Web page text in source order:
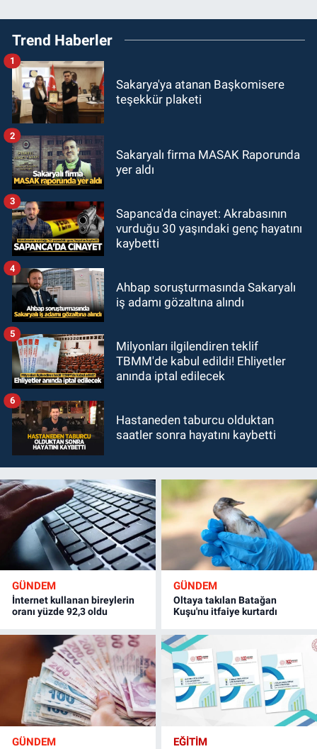
Trend Haberler
Sakarya'ya atanan Başkomisere
teşekkür plaketi
1
Sakaryalı firma MASAK Raporunda
yer aldı
2
Sapanca'da cinayet: Akrabasının
vurduğu 30 yaşındaki genç hayatını
kaybetti
3
Ahbap soruşturmasında Sakaryalı
iş adamı gözaltına alındı
4
Milyonları ilgilendiren teklif
TBMM'de kabul edildi! Ehliyetler
anında iptal edilecek
5
Hastaneden taburcu olduktan
saatler sonra hayatını kaybetti
6
GÜNDEM
İnternet kullanan bireylerin
oranı yüzde 92,3 oldu
GÜNDEM
Oltaya takılan Batağan
Kuşu'nu itfaiye kurtardı
GÜNDEM EĞİTİM